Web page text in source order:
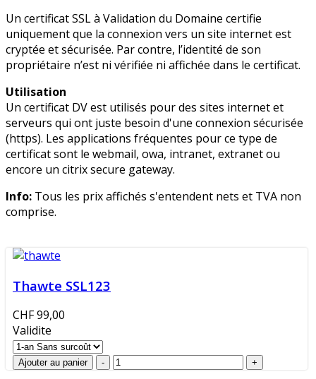
Un certificat SSL à Validation du Domaine certifie
uniquement que la connexion vers un site internet est
cryptée et sécurisée. Par contre, l’identité de son
propriétaire n’est ni vérifiée ni affichée dans le certificat.
Utilisation
Un certificat DV est utilisés pour des sites internet et
serveurs qui ont juste besoin d'une connexion sécurisée
(https). Les applications fréquentes pour ce type de
certificat sont le webmail, owa, intranet, extranet ou
encore un citrix secure gateway.
Info: Tous les prix affichés s'entendent nets et TVA non
comprise.
Thawte SSL123
CHF 99,00
Validite